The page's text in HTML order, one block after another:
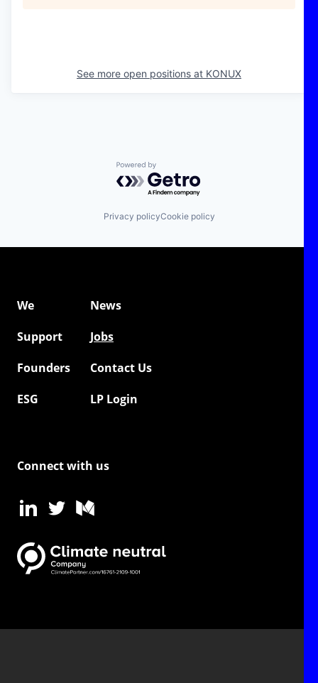
See more open positions at KONUX
Powered by Getro.com
Privacy policyCookie policy
We
News
Support
Jobs
Founders
Contact Us
ESG
LP Login
Connect with us